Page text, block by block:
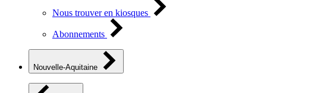
Nous trouver en kiosques
Abonnements
Nouvelle-Aquitaine